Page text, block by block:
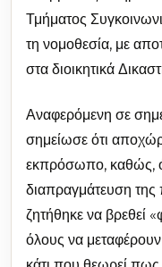
Τμήματος
τη νομοθεσία, με
στα διοικητικά
Αναφερόμενη σε
σημείωσε ότι
εκπρόσωπο, καθώς,
διαπραγμάτευση της
ζητήθηκε να βρεθεί
όλους να